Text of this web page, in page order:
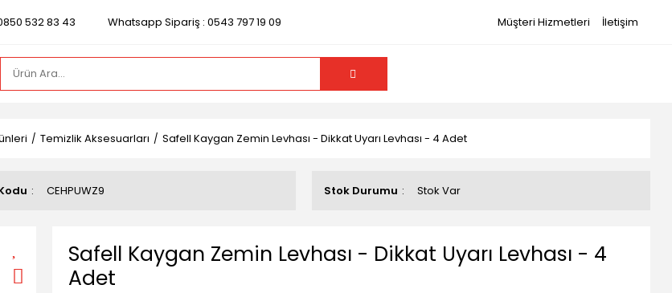
532 83 43 Whatsapp Sipariş : 0543 797 19 09 Müşteri Hizmetleri İletişim
Temizlik Aksesuarları Safell Kaygan Zemin Levhası - Dikkat Uyarı Levhası - 4 Adet
CEHPUWZ9 Stok Durumu Stok Var
Safell Kaygan Zemin Levhası - Dikkat Uyarı Levhası - 4
Adet